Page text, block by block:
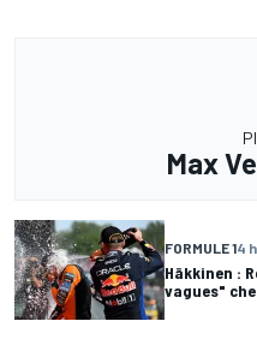
Max
FORMULE 14 h
Häkkinen :
vagues"